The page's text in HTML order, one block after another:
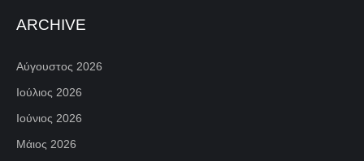
ARCHIVE
Αύγουστος 2026
Ιούλιος 2026
Ιούνιος 2026
Μάιος 2026